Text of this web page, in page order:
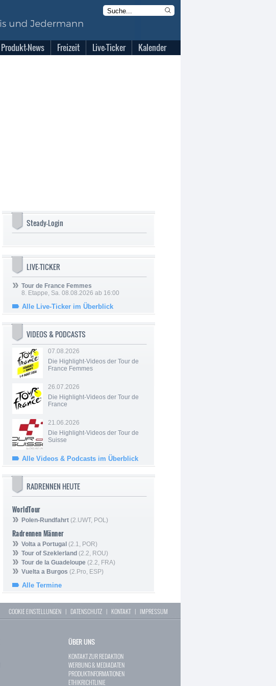
Produkt-News Freizeit Live-Ticker Kalender
Steady-Login
LIVE-TICKER
Tour de France Femmes
8. Etappe, Sa. 08.08.2026 ab 16:00
Alle Live-Ticker im Überblick
VIDEOS & PODCASTS
07.08.2026
Die Highlight-Videos der Tour de
France Femmes
26.07.2026
Die Highlight-Videos der Tour de
France
21.06.2026
Die Highlight-Videos der Tour de
Suisse
Alle Videos & Podcasts im Überblick
RADRENNEN HEUTE
WorldTour
Polen-Rundfahrt (2.UWT, POL)
Radrennen Männer
Volta a Portugal (2.1, POR)
Tour of Szeklerland (2.2, ROU)
Tour de la Guadeloupe (2.2, FRA)
Vuelta a Burgos (2.Pro, ESP)
Alle Termine
COOKIE EINSTELLUNGEN | DATENSCHUTZ | KONTAKT| IMPRESSUM
ÜBER UNS
KONTAKT ZUR REDAKTION
WERBUNG & MEDIADATEN
PRODUKTINFORMATIONEN
ETHIKRICHTLINIE